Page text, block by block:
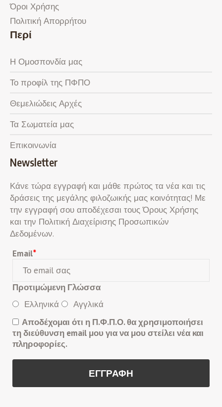
Όροι Χρήσης
Πολιτική Απορρήτου
Περί
Η Ομοσπονδία μας
Το προφίλ της ΠΦΠΟ
Θεμελιώδεις Αρχές
Τα Σωματεία μας
Επικοινωνία
Newsletter
Κάνε τώρα εγγραφή και μάθε πρώτος τα νέα και τις
δράσεις της μεγάλης φιλοζωικής μας κοινότητας! Με
την εγγραφή σου αποδέχεσαι τους Όρους Χρήσης
και την Πολιτική Διαχείρισης Προσωπικών
Δεδομένων.
Email*
Προτιμώμενη Γλώσσα
Ελληνικά
Αγγλικά
Αποδέχομαι ότι η Π.Φ.Π.Ο. θα χρησιμοποιήσει
τη διεύθυνση email μου για να μου στείλει νέα και
πληροφορίες.